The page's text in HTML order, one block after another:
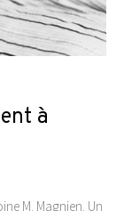
à
M. Magnien. Un